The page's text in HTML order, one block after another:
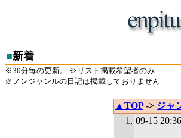
■新着
※30分毎の更新。 ※リスト掲載希望者のみ
※ノンジャンルの日記は掲載しておりません
▲TOP-> ジャ
1, 09-15 20:36